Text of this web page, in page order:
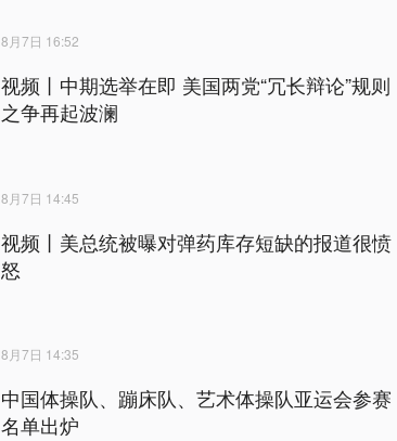
8月7日 16:52
视频丨中期选举在即 美国两党“冗长辩论”规则
之争再起波澜
8月7日 14:45
视频丨美总统被曝对弹药库存短缺的报道很愤
怒
8月7日 14:35
中国体操队、蹦床队、艺术体操队亚运会参赛
名单出炉